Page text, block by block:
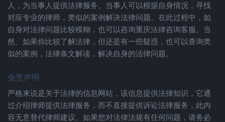
人，为当事人提供法律服务。当事人可以根据自身情况，寻找
对应专业的律师，类似的案例解决法律问题。在此过程中，如
自身对法律问题比较模糊，也可以咨询重庆法律咨询客服。当
然、如果你比较了解法律，但还是有一些疑惑，也可以查询类
似的案例，法律条文解读，解决自身的法律问题。
免责声明
严格来说是关于法律的信息网站，该信息提供法律知识，它通
过介绍律师提供法律服务，而不直接提供诉讼法律服务，此内
容无意替代律师建议。如果您对法律法规有任何问题，请务必